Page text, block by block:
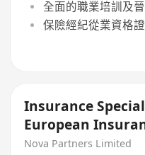
全面的職業培訓及
保險經紀從業資格
Insurance
European
Nova Partners Limited